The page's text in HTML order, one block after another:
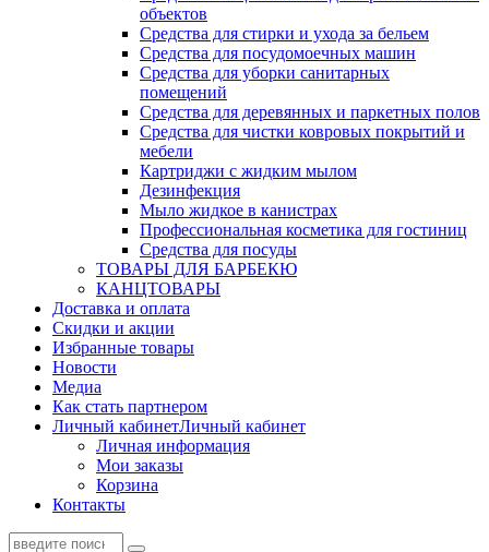
объектов
Средства для стирки и ухода за бельем
Средства для посудомоечных машин
Средства для уборки санитарных
помещений
Средства для деревянных и паркетных полов
Средства для чистки ковровых покрытий и
мебели
Картриджи с жидким мылом
Дезинфекция
Мыло жидкое в канистрах
Профессиональная косметика для гостиниц
Средства для посуды
ТОВАРЫ ДЛЯ БАРБЕКЮ
КАНЦТОВАРЫ
Доставка и оплата
Скидки и акции
Избранные товары
Новости
Медиа
Как стать партнером
Личный кабинетЛичный кабинет
Личная информация
Мои заказы
Корзина
Контакты